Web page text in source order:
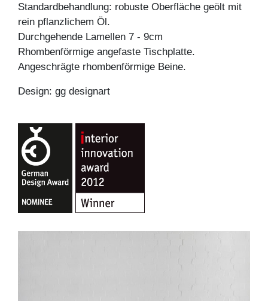
Standardbehandlung: robuste Oberfläche geölt mit
rein pflanzlichem Öl.
Durchgehende Lamellen 7 - 9cm
Rhombenförmige angefaste Tischplatte.
Angeschrägte rhombenförmige Beine.
Design: gg designart